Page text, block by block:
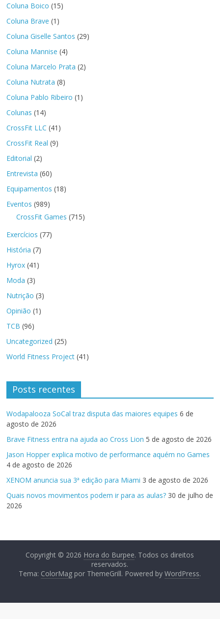
Coluna Boico (15)
Coluna Brave (1)
Coluna Giselle Santos (29)
Coluna Mannise (4)
Coluna Marcelo Prata (2)
Coluna Nutrata (8)
Coluna Pablo Ribeiro (1)
Colunas (14)
CrossFit LLC (41)
CrossFit Real (9)
Editorial (2)
Entrevista (60)
Equipamentos (18)
Eventos (989)
CrossFit Games (715)
Exercícios (77)
História (7)
Hyrox (41)
Moda (3)
Nutrição (3)
Opinião (1)
TCB (96)
Uncategorized (25)
World Fitness Project (41)
Posts recentes
Wodapalooza SoCal traz disputa das maiores equipes 6 de
agosto de 2026
Brave Fitness entra na ajuda ao Cross Lion 5 de agosto de 2026
Jason Hopper explica motivo de performance aquém no Games
4 de agosto de 2026
XENOM anuncia sua 3ª edição para Miami 3 de agosto de 2026
Quais novos movimentos podem ir para as aulas? 30 de julho de
2026
Copyright © 2026 Hora do Burpee. Todos os direitos
reservados.
Tema: ColorMag por ThemeGrill. Powered byWordPress.